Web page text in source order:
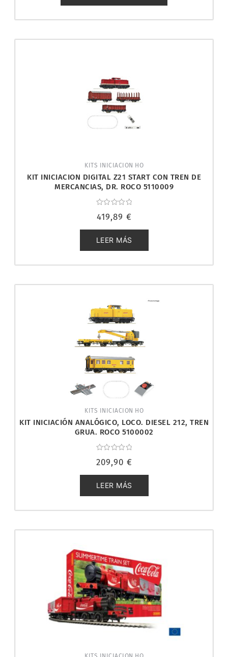
KITS INICIACION HO
KIT INICIACION DIGITAL Z21 START CON TREN DE
MERCANCIAS, DR. ROCO 5110009
con
de
5
419,89 €
LEER MÁS
KITS INICIACION HO
KIT INICIACIÓN ANALÓGICO, LOCO. DIESEL 212, TREN
GRUA. ROCO 5100002
con
de
5
209,90 €
LEER MÁS